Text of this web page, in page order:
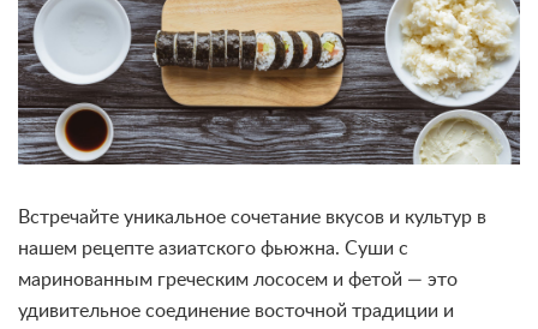
Встречайте уникальное сочетание вкусов и культур в
нашем рецепте азиатского фьюжна. Суши с
маринованным греческим лососем и фетой — это
удивительное соединение восточной традиции и